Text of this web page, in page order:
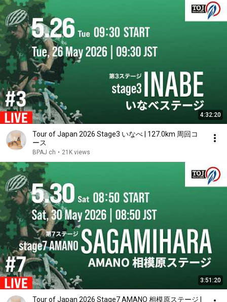
4:32:20
Tour of Japan 2026 Stage3 いなべ | 127.0km 周回コ
ース
BPAJ ch • 21K views
3:51:20
Tour of Japan 2026 Stage7 AMANO 相模原ステージ |